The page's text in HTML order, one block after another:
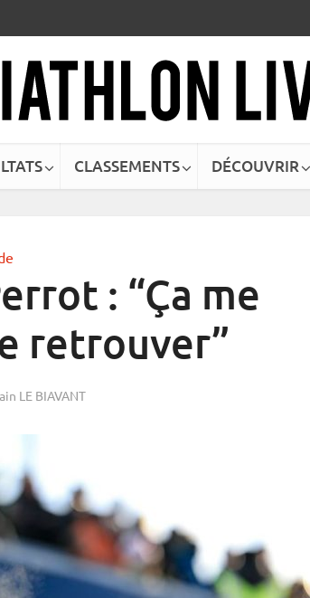
CLASSEMENTS DÉCOUVRIR
: “Ça me
retrouver”
LE BIAVANT